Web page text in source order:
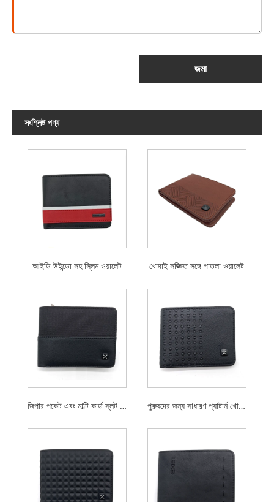
জমা
সংশ্লিষ্ট পণ্য
আইডি উইন্ডো সহ স্লিম ওয়ালেট খোদাই সজ্জিত সঙ্গে পাতলা ওয়ালেট
জিপার পকেট এবং মাল্টি কার্ড স্লট সহ সাধারণ ডিজাইন পু বাইফোল্ড ওয়ালেট পুরুষদের জন্য সাধারণ প্যাটার্ন খোদাই করা বাইফোল্ড ওয়ালেট